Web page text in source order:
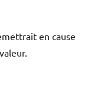
en cause